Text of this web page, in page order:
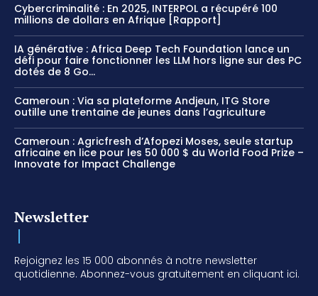
Cybercriminalité : En 2025, INTERPOL a récupéré 100
millions de dollars en Afrique [Rapport]
IA générative : Africa Deep Tech Foundation lance un
défi pour faire fonctionner les LLM hors ligne sur des PC
dotés de 8 Go...
Cameroun : Via sa plateforme Andjeun, ITG Store
outille une trentaine de jeunes dans l’agriculture
Cameroun : Agricfresh d’Afopezi Moses, seule startup
africaine en lice pour les 50 000 $ du World Food Prize –
Innovate for Impact Challenge
Newsletter
Rejoignez les 15 000 abonnés à notre newsletter
quotidienne. Abonnez-vous gratuitement en cliquant ici.